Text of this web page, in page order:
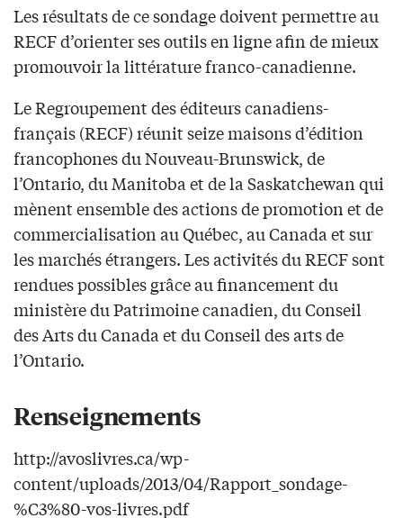
Les résultats de ce sondage doivent permettre au
RECF d’orienter ses outils en ligne afin de mieux
promouvoir la littérature franco-canadienne.
Le Regroupement des éditeurs canadiens-
français (RECF) réunit seize maisons d’édition
francophones du Nouveau-Brunswick, de
l’Ontario, du Manitoba et de la Saskatchewan qui
mènent ensemble des actions de promotion et de
commercialisation au Québec, au Canada et sur
les marchés étrangers. Les activités du RECF sont
rendues possibles grâce au financement du
ministère du Patrimoine canadien, du Conseil
des Arts du Canada et du Conseil des arts de
l’Ontario.
Renseignements
http://avoslivres.ca/wp-
content/uploads/2013/04/Rapport_sondage-
%C3%80-vos-livres.pdf